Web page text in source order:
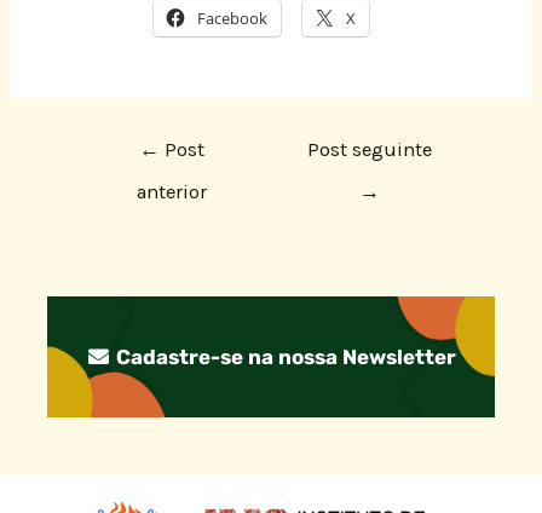
Facebook X
← Post
anterior
Post seguinte
→
Cadastre-se na nossa Newsletter